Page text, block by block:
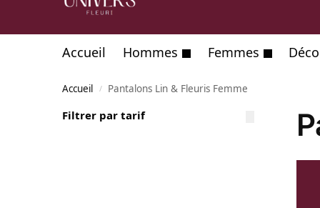
Accueil Hommes Femmes
Accueil / Pantalons Lin & Fleuris Femme
Filtrer par tarif